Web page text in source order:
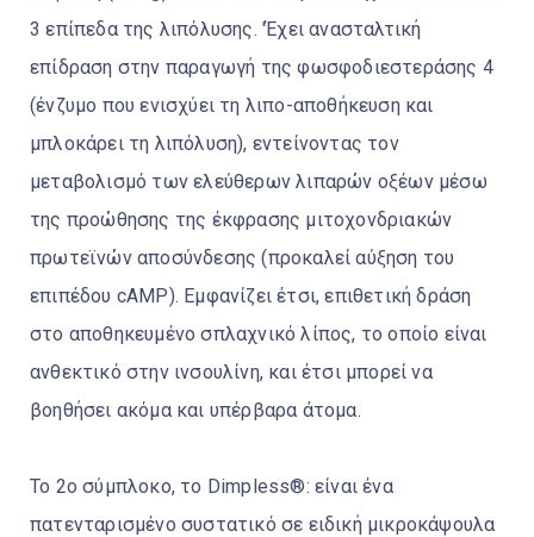
3 επίπεδα της λιπόλυσης. 'Έχει ανασταλτική
επίδραση στην παραγωγή της φωσφοδιεστεράσης 4
(ένζυμο που ενισχύει τη λιπο-αποθήκευση και
μπλοκάρει τη λιπόλυση), εντείνοντας τον
μεταβολισμό των ελεύθερων λιπαρών οξέων μέσω
της προώθησης της έκφρασης μιτοχονδριακών
πρωτεϊνών αποσύνδεσης (προκαλεί αύξηση του
επιπέδου cAMP). Εμφανίζει έτσι, επιθετική δράση
στο αποθηκευμένο σπλαχνικό λίπος, το οποίο είναι
ανθεκτικό στην ινσουλίνη, και έτσι μπορεί να
βοηθήσει ακόμα και υπέρβαρα άτομα.
Το 2ο σύμπλοκο, το Dimpless®: είναι ένα
πατενταρισμένο συστατικό σε ειδική μικροκάψουλα